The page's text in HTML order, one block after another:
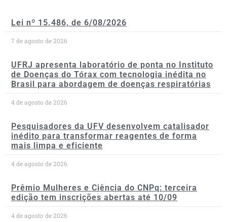
Lei nº 15.486, de 6/08/2026
7 de agosto de 2026
UFRJ apresenta laboratório de ponta no Instituto
de Doenças do Tórax com tecnologia inédita no
Brasil para abordagem de doenças respiratórias
4 de agosto de 2026
Pesquisadores da UFV desenvolvem catalisador
inédito para transformar reagentes de forma
mais limpa e eficiente
4 de agosto de 2026
Prêmio Mulheres e Ciência do CNPq: terceira
edição tem inscrições abertas até 10/09
4 de agosto de 2026